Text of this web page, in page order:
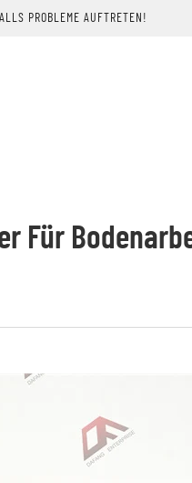
PROBLEME AUFTRETEN!
Für